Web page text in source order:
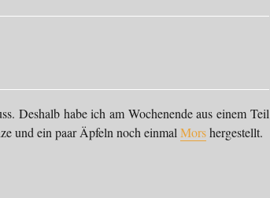
Deshalb habe ich am Wochenende aus einem Teil
und ein paar Äpfeln noch einmal Morshergestellt.